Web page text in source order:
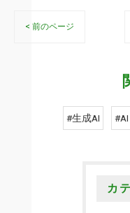
< 前のページ
#生成AI #AI
カ